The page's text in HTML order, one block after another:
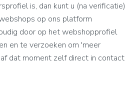
is, dan kunt u (na verificatie)
op ons platform
door op het webshopprofiel
en te verzoeken om 'meer
dat moment zelf direct in contact